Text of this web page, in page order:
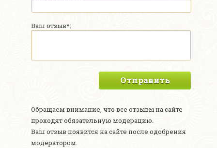
Ваш отзыв*:
Отправить
Обращаем внимание, что все отзывы на сайте
проходят обязательную модерацию.
Ваш отзыв появится на сайте после одобрения
модератором.